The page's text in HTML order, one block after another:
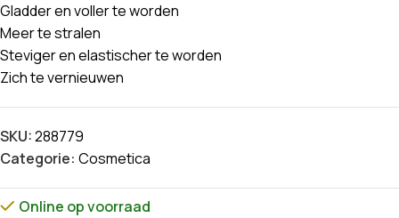
Gladder en voller te worden
Meer te stralen
Steviger en elastischer te worden
Zich te vernieuwen
SKU:288779
Categorie: Cosmetica
Online op voorraad